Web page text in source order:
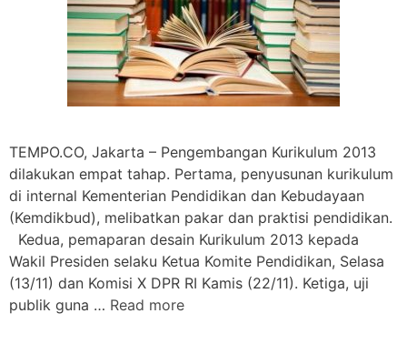
TEMPO.CO, Jakarta – Pengembangan Kurikulum 2013
dilakukan empat tahap. Pertama, penyusunan kurikulum
di internal Kementerian Pendidikan dan Kebudayaan
(Kemdikbud), melibatkan pakar dan praktisi pendidikan.
Kedua, pemaparan desain Kurikulum 2013 kepada
Wakil Presiden selaku Ketua Komite Pendidikan, Selasa
(13/11) dan Komisi X DPR RI Kamis (22/11). Ketiga, uji
publik guna … Read more